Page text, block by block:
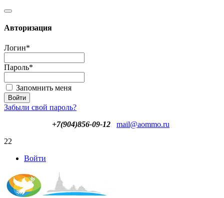
Авторизация
Логин*
Пароль*
Запомнить меня
Забыли свой пароль?
+7(904)856-09-12
mail@aommo.ru
22
Войти